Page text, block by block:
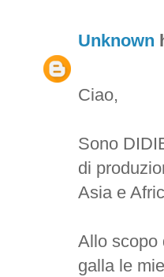
Unknown
Ciao,
Sono
di
Asia e
Allo scopo
galla le